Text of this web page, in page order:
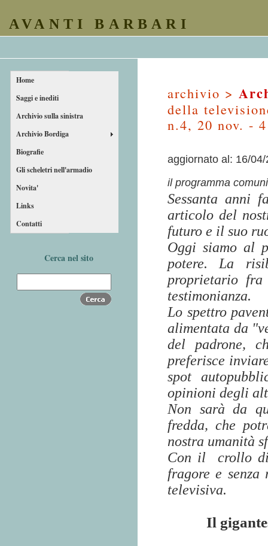
AVANTI BARBARI
Home
Saggi e inediti
Archivio sulla sinistra
Archivio Bordiga
Biografie
Gli scheletri nell'armadio
Novita'
Links
Contatti
Cerca nel sito
archivio >
della
n.4, 20 nov. -
aggiornato al: 16/04/
il programma
Sessanta anni
articolo del
futuro e il suo
Oggi siamo al
potere. La
proprietario
testimonianza.
Lo spettro
alimentata da
del padrone,
preferisce
spot
opinioni degli
Non sarà da
fredda, che
nostra umanità
Con il
crollo
fragore e senza
televisiva.
Il